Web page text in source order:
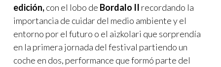
edición,con el lobo de Bordalo II recordando la
importancia de cuidar del medio ambiente y el
entorno por el futuro o el aizkolari que sorprendía
en la primera jornada del festival partiendo un
coche en dos, performance que formó parte del